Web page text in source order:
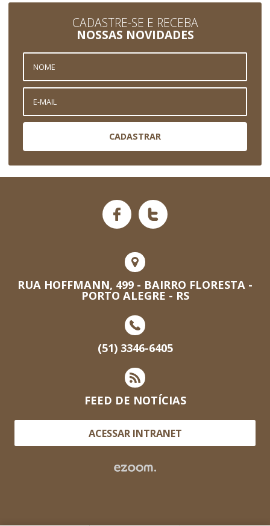
CADASTRE-SE E RECEBA
NOSSAS NOVIDADES
CADASTRAR
RUA HOFFMANN, 499 - BAIRRO FLORESTA -
PORTO ALEGRE - RS
(51) 3346-6405
FEED DE NOTÍCIAS
ACESSAR INTRANET